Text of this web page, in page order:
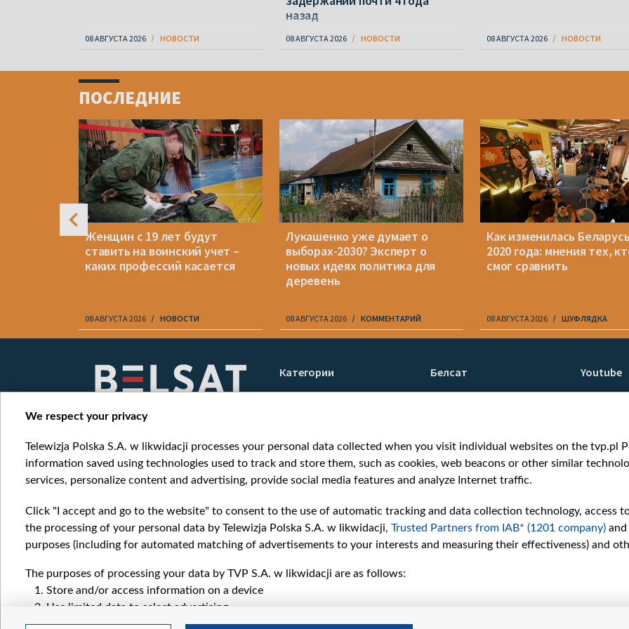
08 АВГУСТА 2026 НОВОСТИ
назад
08 АВГУСТА 2026 НОВОСТИ 08 АВГУСТА 2026 НОВОСТИ
ПОСЛЕДНИЕ
Женщин с 19 лет будут
ставить на воинский учет –
каких профессий касается
08 АВГУСТА 2026 НОВОСТИ
Лукашенко уже думает о
выборах-2030? Эксперт о
новых идеях политика для
деревень
08 АВГУСТА 2026 КОММЕНТАРИЙ
Как изменилась
2020 года: мнения тех,
смог сравнить
08 АВГУСТА 2026 ШУФЛЯДКА
10
Категории
Новости
Онлайн
Белсат
О нас
Ценности «Белсата»
Как нас смотреть
Награды
Как нас поддержать
Давление со стороны
беларусских властей
Youtube
Белсат
Belsat
Biełsat PL
Белсат
Белсат
Белсат
We respect your privacy
Telewizja Polska S.A. w likwidacji processes your personal data collected when you visit individual websites on the tvp.pl
information saved using technologies used to track and store them, such as cookies, web beacons or other similar
services, personalize content and advertising, provide social media features and analyze Internet traffic.
Click "I accept and go to the website" to consent to the use of automatic tracking and data collection technology, access
the processing of your personal data by Telewizja Polska S.A. w likwidacji, Trusted Partners from IAB* (1201 company)
purposes (including for automated matching of advertisements to your interests and measuring their effectiveness) and
The purposes of processing your data by TVP S.A. w likwidacji are as follows:
Store and/or access information on a device
Use limited data to select advertising
Create profiles for personalised advertising